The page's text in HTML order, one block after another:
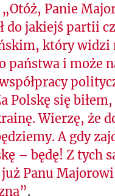
„Otóż, Panie
do jakiejś partii
który widzi
państwa i może
się biłem,
Wierzę, że
A gdy
– będę! Z tych
Panu
.